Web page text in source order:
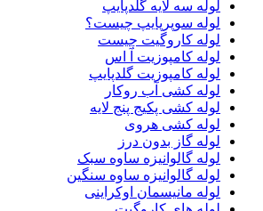
لوله سه لایه گلدپایپ
لوله سوپرپایپ چیست؟
لوله کاروگیت چیست
لوله کامپوزیت آ اس
لوله کامپوزیت گلدپایپ
لوله کشی آب روکار
لوله کشی پکیج پنج لایه
لوله کشی هروی
لوله گاز بدون درز
لوله گالوانیزه ساوه سبک
لوله گالوانیزه ساوه سنگین
لوله مانیسمان اوکراینی